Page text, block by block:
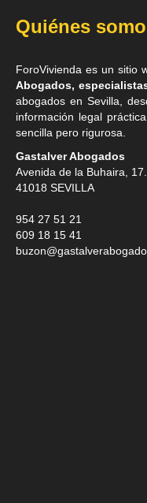
Quiénes
ForoVivienda es un sitio
Abogados,
abogados en Sevilla ,
información legal
sencilla pero rigurosa.
Gastalver Abogados
Avenida de la Buhaira,
41018 SEVILLA
954 27 51 21
609 18 15 41